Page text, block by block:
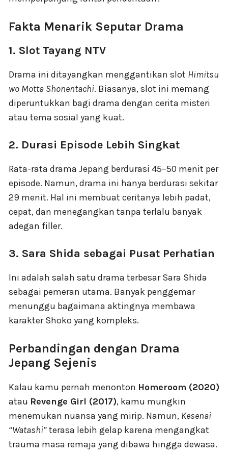
Fakta Menarik Seputar Drama
1. Slot Tayang NTV
Drama ini ditayangkan menggantikan slot Himitsu
wo Motta Shonentachi. Biasanya, slot ini memang
diperuntukkan bagi drama dengan cerita misteri
atau tema sosial yang kuat.
2. Durasi Episode Lebih Singkat
Rata-rata drama Jepang berdurasi 45–50 menit per
episode. Namun, drama ini hanya berdurasi sekitar
29 menit. Hal ini membuat ceritanya lebih padat,
cepat, dan menegangkan tanpa terlalu banyak
adegan filler.
3. Sara Shida sebagai Pusat Perhatian
Ini adalah salah satu drama terbesar Sara Shida
sebagai pemeran utama. Banyak penggemar
menunggu bagaimana aktingnya membawa
karakter Shoko yang kompleks.
Perbandingan dengan Drama
Jepang Sejenis
Kalau kamu pernah menonton Homeroom (2020)
atau Revenge Girl (2017), kamu mungkin
menemukan nuansa yang mirip. Namun, Kesenai
“Watashi”terasa lebih gelap karena mengangkat
trauma masa remaja yang dibawa hingga dewasa.